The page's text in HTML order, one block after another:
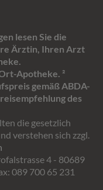
lesen Sie die
Ärztin, Ihren Arzt
Apotheke. ²
gemäß ABDA-
des
die gesetzlich
verstehen sich zzgl.
4 - 80689
089 700 65 231